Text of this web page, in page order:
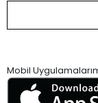
Mobil